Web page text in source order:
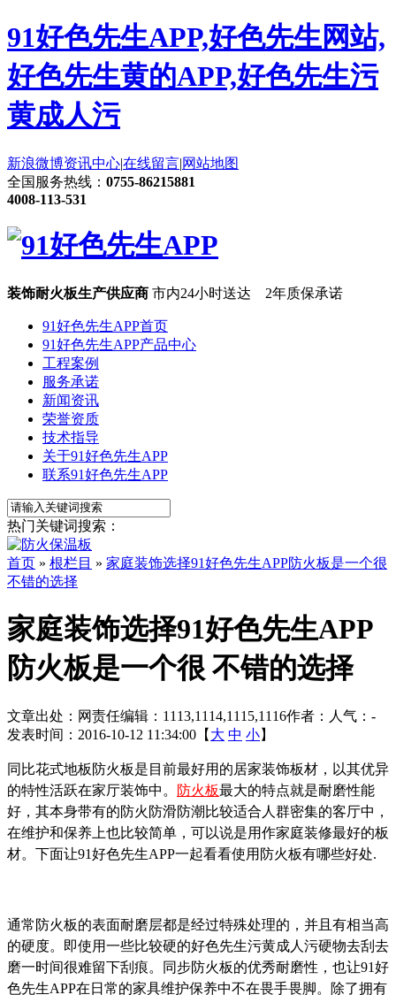
91好色先生APP,好色先生网站,
好色先生黄的APP,好色先生污
黄成人污
新浪微博资讯中心|在线留言|网站地图
全国服务热线： 0755-86215881
4008-113-531
装饰耐火板生产供应商 市内24小时送达 2年质保承诺
91好色先生APP首页
91好色先生APP产品中心
工程案例
服务承诺
新闻资讯
荣誉资质
技术指导
关于91好色先生APP
联系91好色先生APP
热门关键词搜索：
首页 » 根栏目 » 家庭装饰选择91好色先生APP防火板是一个很
不错的选择
家庭装饰选择91好色先生APP
防火板是一个很 不错的选择
文章出处： 网责任编辑：1113,1114,1115,1116作者： 人气： -
发表时间：2016-10-12 11:34:00【 大 中 小】
同比花式地板防火板是目前最好用的居家装饰板材，以其优异
的特性活跃在家厅装饰中。
防火板最大的特点就是耐磨性能
好，其本身带有的防火防滑防潮比较适合人群密集的客厅中，
在维护和保养上也比较简单，可以说是用作家庭装修最好的板
材。下面让91好色先生APP一起看看使用防火板有哪些好处.
通常防火板的表面耐磨层都是经过特殊处理的，并且有相当高
的硬度。即使用一些比较硬的好色先生污黄成人污硬物去刮去
磨一时间很难留下刮痕。同步防火板的优秀耐磨性，也让91好
色先生APP在日常的家具维护保养中不在畏手畏脚。除了拥有